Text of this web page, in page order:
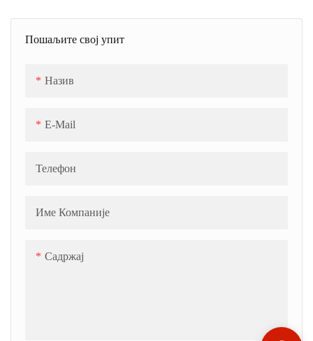
Пошаљите свој упит
Назив
E-Mail
Телефон
Име Компаније
Садржај